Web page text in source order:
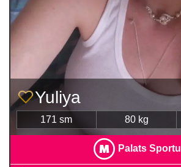
Yuliya
171 sm 80 kg
Palats Sportu